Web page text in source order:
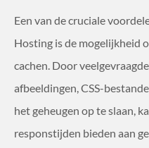
Een van de cruciale
Hosting is de mogelijkheid
cachen. Door
afbeeldingen, CSS-
het geheugen op te slaan,
responstijden bieden aan